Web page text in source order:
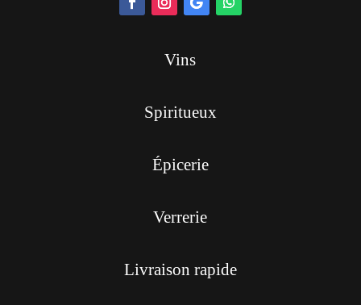
Vins
Spiritueux
Épicerie
Verrerie
Livraison rapide